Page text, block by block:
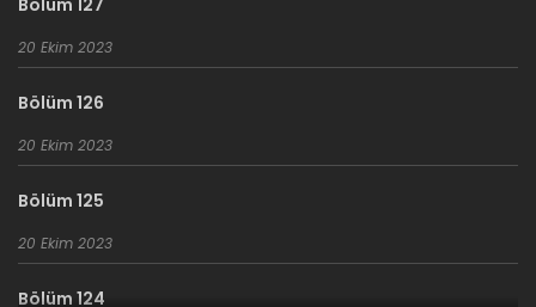
Bölüm 127
20 Ekim 2023
Bölüm 126
20 Ekim 2023
Bölüm 125
20 Ekim 2023
Bölüm 124